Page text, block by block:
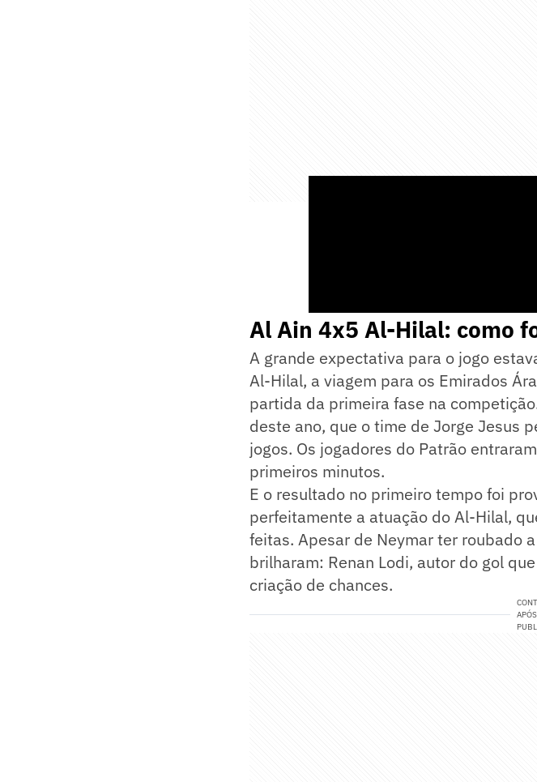
Al Ain 4x5 Al-Hilal: como
A grande expectativa para o jogo
Al-Hilal, a viagem para os Emirados
partida da primeira fase na
deste ano, que o time de Jorge Jesus
jogos. Os jogadores do Patrão
primeiros minutos.
E o resultado no primeiro tempo foi
perfeitamente a atuação do Al-Hilal,
feitas. Apesar de Neymar ter roubado
brilharam: Renan Lodi, autor do gol
criação de chances.